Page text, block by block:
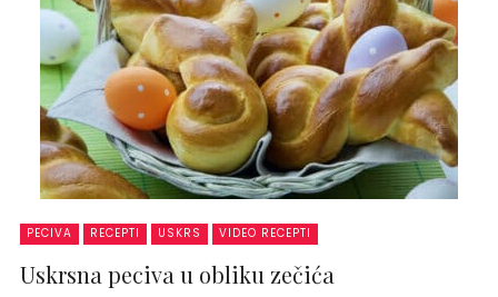
PECIVA RECEPTI USKRS VIDEO RECEPTI
Uskrsna peciva u obliku zečića